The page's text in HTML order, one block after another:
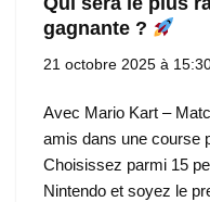
gagnante ?
21 octobre 2025 à
Avec Mario Kart –
amis dans une course
Choisissez parmi 15
Nintendo et soyez le